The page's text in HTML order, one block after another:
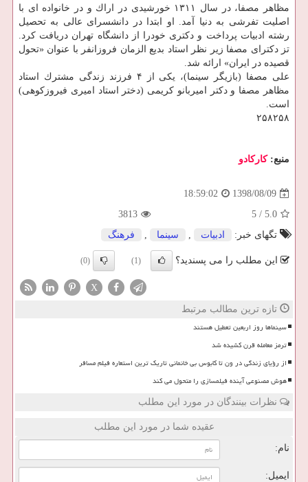
مظاهر مصفا، در سال ۱۳۱۱ خورشیدی در اراك و در خانواده ای با
اصلیت تفرشی به دنیا آمد. او ابتدا در دانشسرای عالی به تحصیل
رشته ادبیات پرداخت و دكتری خودرا از دانشگاه تهران دریافت كرد.
تز دكترای مصفا زیر نظر استاد بدیع الزمان فروزانفر با عنوان «تحول
قصیده در ایران» ارائه شد.
علی مصفا (بازیگر سینما)، یكی از ۴ فرزند زندگی مشترك استاد
مظاهر مصفا و دكتر امیربانو كریمی (دختر استاد امیری فیروزكوهی)
است.
۲۵۸۲۵۸
منبع:كاركادو
1398/08/09
18:59:02
5.0
/
5
3813
تگهای خبر:
ادبیات , سینما , فرهنگ
این مطلب را می پسندید؟ (1)
(0)
X
تازه ترین مطالب مرتبط
سینماها روز اربعین تعطیل هستند
ترمز معامله قرن کشیده شد
از رؤیای زندگی در ون تا کابوس بی خانمانی تاریک ترین استعاره فیلم مسافر
هوش مصنوعی آینده فیلمسازی را متحول می کند
نظرات بینندگان در مورد این مطلب
عقیده شما در مورد این مطلب
نام:
ایمیل: